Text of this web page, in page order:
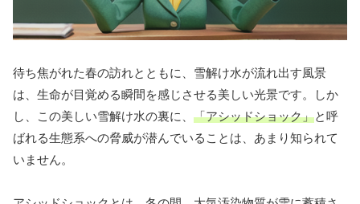
待ち焦がれた春の訪れとともに、雪解け水が流れ出す風景
は、生命が目覚める瞬間を感じさせる美しい光景です。しか
し、この美しい雪解け水の裏に、 「アシッドショック」と呼
ばれる生態系への脅威が潜んでいることは、あまり知られて
いません。